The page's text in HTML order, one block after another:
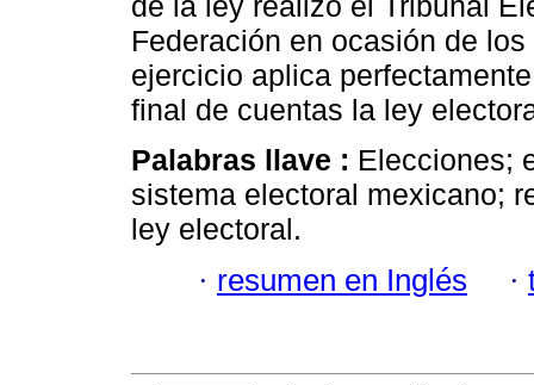
Federación en ocasión de
ejercicio aplica
final de cuentas la ley
Palabras llave : Elecciones;
sistema electoral mexicano;
ley electoral.
· resumen en Inglés ·